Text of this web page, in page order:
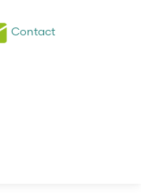
Contact